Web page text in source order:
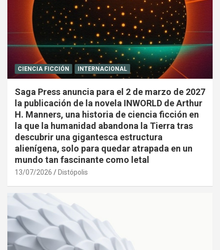
CIENCIA FICCIÓN INTERNACIONAL
Saga Press anuncia para el 2 de marzo de 2027
la publicación de la novela INWORLD de Arthur
H. Manners, una historia de ciencia ficción en
la que la humanidad abandona la Tierra tras
descubrir una gigantesca estructura
alienígena, solo para quedar atrapada en un
mundo tan fascinante como letal
13/07/2026 Distópolis